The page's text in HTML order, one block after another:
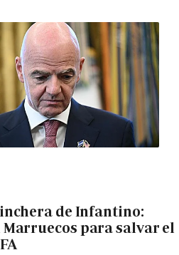
de Infantino:
Marruecos para salvar el